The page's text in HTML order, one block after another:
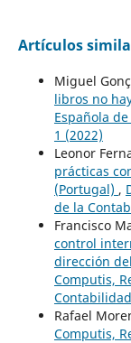
Artículos
Miguel
libros no
Española
1 (2022)
Leonor
prácticas
(Portugal) ,
de la
Francisco
control
dirección
Computis,
Rafael
Computis,